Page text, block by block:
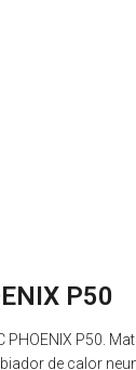
P50
P50.
de calor